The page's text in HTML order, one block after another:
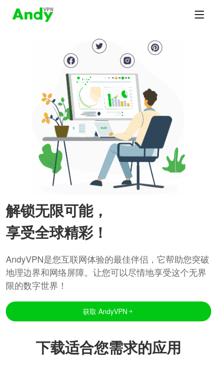
解锁无限可能，
享受全球精彩！
AndyVPN是您互联网体验的最佳伴侣，它帮助您突破
地理边界和网络屏障。让您可以尽情地享受这个无界
限的数字世界！
获取 AndyVPN
下载适合您需求的应用